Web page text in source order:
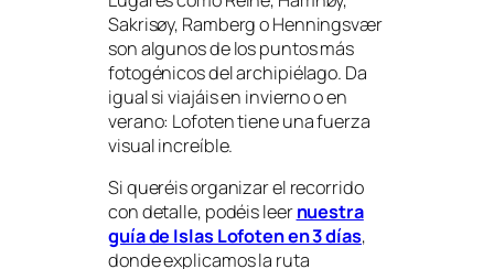
Sakrisøy, Ramberg o Henningsvær
son algunos de los puntos más
fotogénicos del archipiélago. Da
igual si viajáis en invierno o en
verano: Lofoten tiene una fuerza
visual increíble.
Si queréis organizar el recorrido
con detalle, podéis leernuestra
guía de Islas Lofoten en 3 días,
donde explicamos la ruta